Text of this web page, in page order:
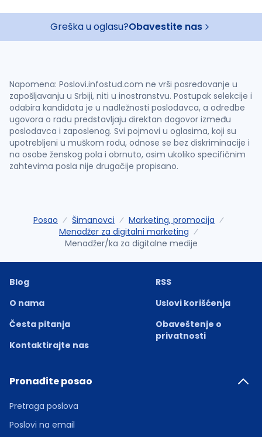
Greška u oglasu?Obavestite nas
Napomena: Poslovi.infostud.com ne vrši posredovanje u
zapošljavanju u Srbiji, niti u inostranstvu. Postupak selekcije i
odabira kandidata je u nadležnosti poslodavca, a odredbe
ugovora o radu predstavljaju direktan dogovor između
poslodavca i zaposlenog. Svi pojmovi u oglasima, koji su
upotrebljeni u muškom rodu, odnose se bez diskriminacije i
na osobe ženskog pola i obrnuto, osim ukoliko specifičnim
zahtevima posla nije drugačije propisano.
Posao Šimanovci
Marketing, promocija
Menadžer za digitalni marketing
Menadžer/ka za digitalne medije
Blog
O nama
Česta pitanja
Kontaktirajte nas
RSS
Uslovi korišćenja
Obaveštenje o
privatnosti
Pronađite posao
Pretraga poslova
Poslovi na email